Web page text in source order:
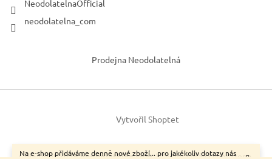
Na e-shop přidáváme denně nové zboží... pro jakékoliv dotazy nás
NeodolatelnaOfficial
neodolatelna_com
Prodejna Neodolatelná
Vytvořil Shoptet
Copyright 2026neodolatelna.com. Všechna práva vyhrazena.